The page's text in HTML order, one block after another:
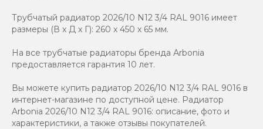
Трубчатый радиатор 2026/10 N12 3/4 RAL 9016 имеет
размеры (В x Д x Г): 260 x 450 x 65 мм.
На все трубчатые радиаторы бренда Аrbonia
предоставляется гарантия 10 лет.
Вы можете купить радиатор 2026/10 N12 3/4 RAL 9016 в
интернет-магазине по доступной цене. Радиатор
Arbonia 2026/10 N12 3/4 RAL 9016: описание, фото и
характеристики, а также отзывы покупателей.